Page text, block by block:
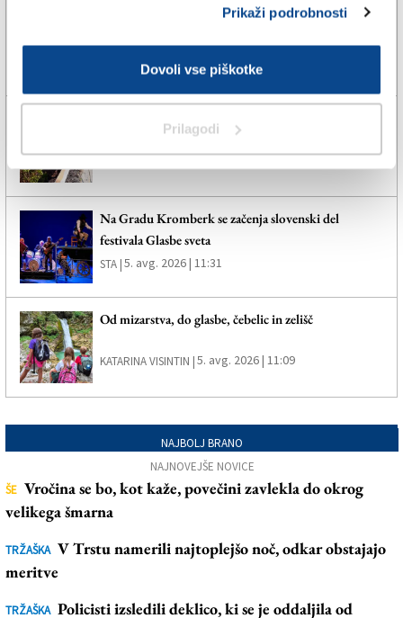
Prikaži podrobnosti
Dovoli vse piškotke
Prilagodi
Karabinjerji preprečili tragedijo
SPLETNO UREDNIŠTVO |5. avg. 2026 | 12:05
Na Gradu Kromberk se začenja slovenski del
festivala Glasbe sveta
STA |5. avg. 2026 | 11:31
Od mizarstva, do glasbe, čebelic in zelišč
KATARINA VISINTIN |5. avg. 2026 | 11:09
NAJBOLJ BRANO
NAJNOVEJŠE NOVICE
ŠE Vročina se bo, kot kaže, povečini zavlekla do okrog
velikega šmarna
TRŽAŠKA V Trstu namerili najtoplejšo noč, odkar obstajajo
meritve
TRŽAŠKA Policisti izsledili deklico, ki se je oddaljila od